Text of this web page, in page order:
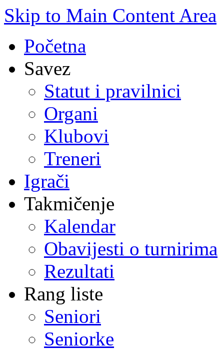
Skip to Main Content Area
Početna
Savez
Statut i pravilnici
Organi
Klubovi
Treneri
Igrači
Takmičenje
Kalendar
Obavijesti o turnirima
Rezultati
Rang liste
Seniori
Seniorke